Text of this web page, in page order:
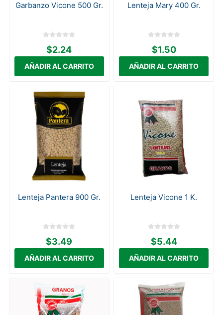
Garbanzo Vicone 500 Gr.
$2.24
Lenteja Mary 400 Gr.
$1.50
Lenteja Pantera 900 Gr.
$3.49
Lenteja Vicone 1 K.
$5.44